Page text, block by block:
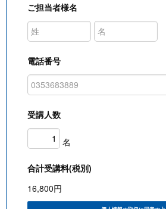
ご担当者様名
電話番号
受講人数
名
合計受講料(税別)
16,800円